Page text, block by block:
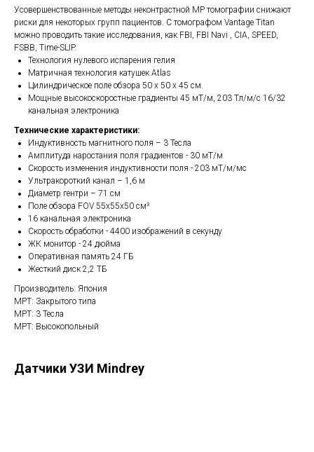
Усовершенствованные методы неконтрастной МР томографии снижают
риски для некоторых групп пациентов. С томографом Vantage Titan
можно проводить такие исследования, как FBI, FBI Navi , CIA, SPEED,
FSBB, Time-SLIP.
Технология нулевого испарения гелия
Матричная технология катушек Atlas
Цилиндрическое поле обзора 50 x 50 x 45 см.
Мощные высокоскоростные градиенты 45 мT/м, 203 Тл/м/с 16/32
канальная электроника
Технические характеристики:
Индуктивность магнитного поля – 3 Тесла
Амплитуда наростания поля градиентов - 30 мТ/м
Скорость изменения индуктивности поля - 203 мТ/м/мс
Ультракороткий канал – 1,6 м
Диаметр гентри – 71 см
Поле обзора FOV 55х55х50 см³
16 канальная электроника
Скорость обработки - 4400 изображений в секунду
ЖК монитор - 24 дюйма
Оперативная память 24 ГБ
Жесткий диск 2,2 ТБ
Производитель: Япония
МРТ: Закрытого типа
МРТ: 3 Тесла
МРТ: Высокопольный
Датчики УЗИ Mindrey